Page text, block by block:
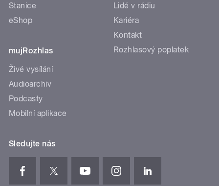
Stanice
eShop
mujRozhlas
Živé vysílání
Audioarchiv
Podcasty
Mobilní aplikace
Lidé v rádiu
Kariéra
Kontakt
Rozhlasový poplatek
Sledujte nás